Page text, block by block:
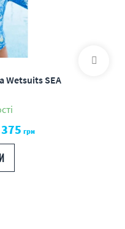
Wetsuits SEA
грн